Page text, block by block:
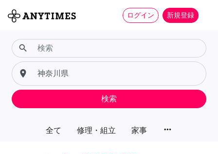
ログイン 新規登録
全て 修理・組立 家事 more_horiz
search
place
検索